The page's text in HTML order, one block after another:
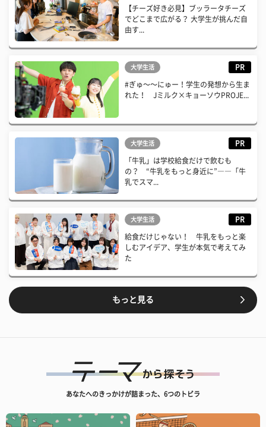
【チーズ好き必見】ブッラータチーズ
でどこまで広がる？ 大学生が挑んだ自
由す...
大学生活 PR
#ぎゅ〜〜にゅー！学生の発想から生ま
れた！ Jミルク×キョーソウPROJE...
大学生活 PR
「牛乳」は学校給食だけで飲むも
の？ “牛乳をもっと身近に”――「牛
乳でスマ...
大学生活 PR
給食だけじゃない！ 牛乳をもっと楽
しむアイデア、学生が本気で考えてみ
た
もっと見る
あなたへのきっかけが詰まった、6つのトビラ